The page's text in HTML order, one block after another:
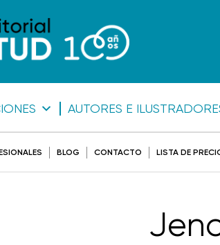
AUTORES E
BLOG CONTACTO LISTA DE